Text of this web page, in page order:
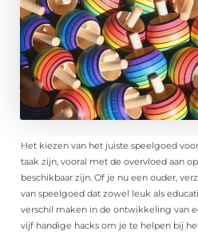
Het kiezen van het juiste speelgoed
taak zijn, vooral met de overvloed aan
beschikbaar zijn. Of je nu een ouder,
van speelgoed dat zowel leuk als
verschil maken in de ontwikkeling van
vijf handige hacks om je te helpen bij